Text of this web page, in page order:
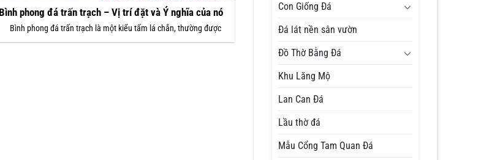
Bình phong đá trấn trạch – Vị trí đặt và Ý nghĩa của nó
Bình phong đá trấn trạch là một kiểu tấm lá chắn, thường được
Con Giống Đá
Đá lát nền sân vườn
Đồ Thờ Bằng Đá
Khu Lăng Mộ
Lan Can Đá
Lầu thờ đá
Mẫu Cổng Tam Quan Đá